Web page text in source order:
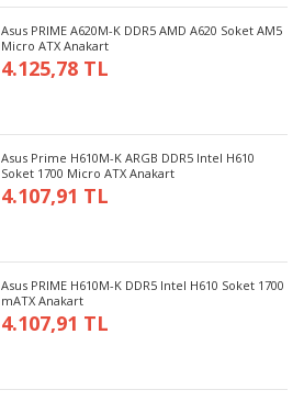
Asus PRIME A620M-K DDR5 AMD A620 Soket AM5
Micro ATX Anakart
4.125,78 TL
Asus Prime H610M-K ARGB DDR5 Intel H610
Soket 1700 Micro ATX Anakart
4.107,91 TL
Asus PRIME H610M-K DDR5 Intel H610 Soket 1700
mATX Anakart
4.107,91 TL